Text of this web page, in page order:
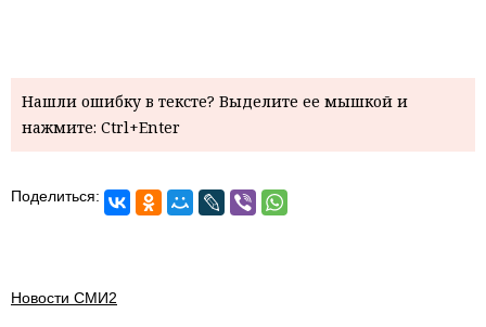
Нашли ошибку в тексте? Выделите ее мышкой и
нажмите: Ctrl+Enter
Поделиться:
Новости СМИ2